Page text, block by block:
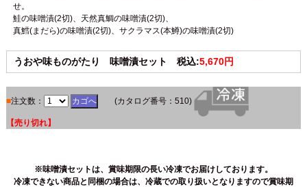
せ。
鮭の味噌漬(2切)、天然真鯛の味噌漬(2切)、
真鱈(まだら)の味噌漬(2切)、サクラマス(本鱒)の味噌漬(2切)
うおや味ものがたり 味噌漬セット 税込:5,670円
■注文数： (カタログ番号：510)
【売り切れ】
※味噌漬セットは、賞味期限の長い冷凍でお届けしております。
冷凍できない商品と同梱の場合は、冷蔵での取り扱いとなりますので賞味期